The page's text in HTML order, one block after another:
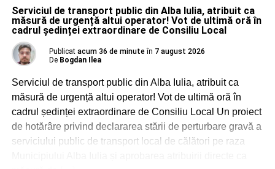
Serviciul de transport public din Alba Iulia, atribuit ca
măsură de urgență altui operator! Vot de ultimă oră în
cadrul ședinței extraordinare de Consiliu Local
Publicat acum 36 de minute în 7 august 2026
De Bogdan Ilea
Serviciul de transport public din Alba Iulia, atribuit ca
măsură de urgență altui operator! Vot de ultimă oră în
cadrul ședinței extraordinare de Consiliu Local Un proiect
de hotărâre privind declararea stării de perturbare gravă a
serviciului public de transport local de călători pe raza